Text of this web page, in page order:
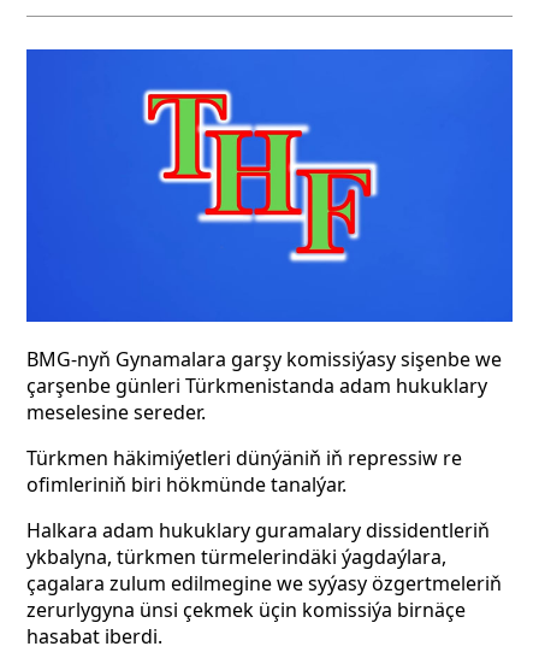
BMG-nyň Gynamalara garşy komissiýasy sişenbe we
çarşenbe günleri Türkmenistanda adam hukuklary
meselesine sereder.
Türkmen häkimiýetleri dünýäniň iň repressiw re
ofimleriniň biri hökmünde tanalýar.
Halkara adam hukuklary guramalary dissidentleriň
ykbalyna, türkmen türmelerindäki ýagdaýlara,
çagalara zulum edilmegine we syýasy özgertmeleriň
zerurlygyna ünsi çekmek üçin komissiýa birnäçe
hasabat iberdi.